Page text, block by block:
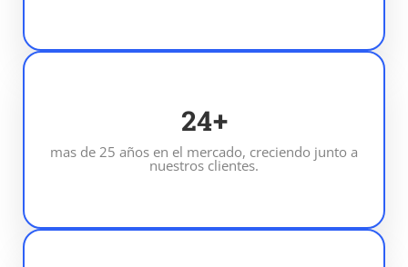
25+
mas de 25 años en el mercado, creciendo junto a
nuestros clientes.